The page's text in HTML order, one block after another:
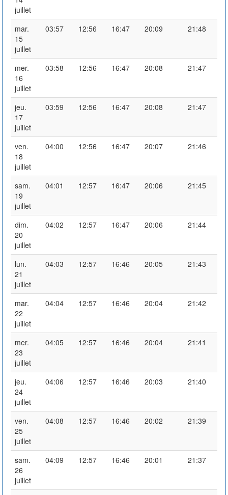
juillet
mar.
15
juillet
03:57 12:56 16:47 20:09 21:48
mer.
16
juillet
03:58 12:56 16:47 20:08 21:47
jeu.
17
juillet
03:59 12:56 16:47 20:08 21:47
ven.
18
juillet
04:00 12:56 16:47 20:07 21:46
sam.
19
juillet
04:01 12:57 16:47 20:06 21:45
dim.
20
juillet
04:02 12:57 16:47 20:06 21:44
lun.
21
juillet
04:03 12:57 16:46 20:05 21:43
mar.
22
juillet
04:04 12:57 16:46 20:04 21:42
mer.
23
juillet
04:05 12:57 16:46 20:04 21:41
jeu.
24
juillet
04:06 12:57 16:46 20:03 21:40
ven.
25
juillet
04:08 12:57 16:46 20:02 21:39
sam.
26
juillet
04:09 12:57 16:46 20:01 21:37